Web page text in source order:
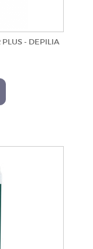
- DEPILIA